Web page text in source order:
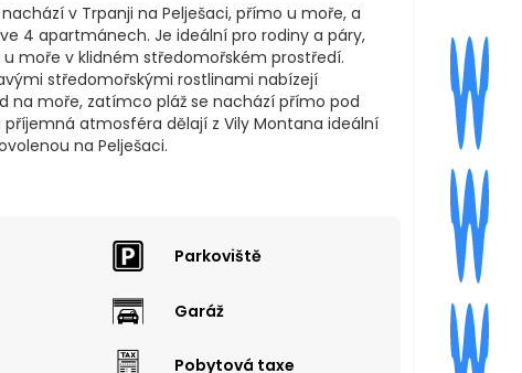
v Trpanji na Pelješaci, přímo u moře, a
4 apartmánech. Je ideální pro rodiny a páry,
moře v klidném středomořském prostředí.
středomořskými rostlinami nabízejí
na moře, zatímco pláž se nachází přímo pod
atmosféra dělají z Vily Montana ideální
na Pelješaci.
Parkoviště
Garáž
Pobytová taxe